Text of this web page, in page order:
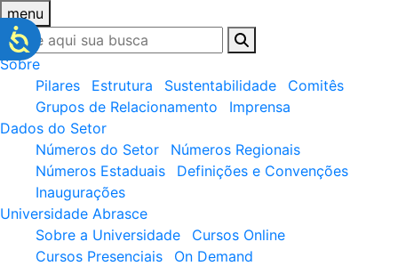
menu
Sobre
Pilares
Estrutura Sustentabilidade
Comitês
Grupos de Relacionamento
Imprensa
Dados do Setor
Números do Setor
Números Regionais
Números Estaduais
Definições e Convenções
Inaugurações
Universidade Abrasce
Sobre a Universidade
Cursos Online
Cursos Presenciais
On Demand